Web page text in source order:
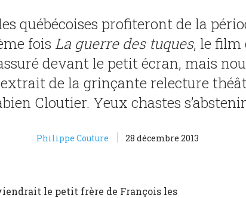
québécoises profiteront de la
fois La guerre des tuques, le film
devant le petit écran, mais
de la grinçante relecture
Cloutier. Yeux chastes
Philippe Couture 28 décembre 2013
le petit frère de François les